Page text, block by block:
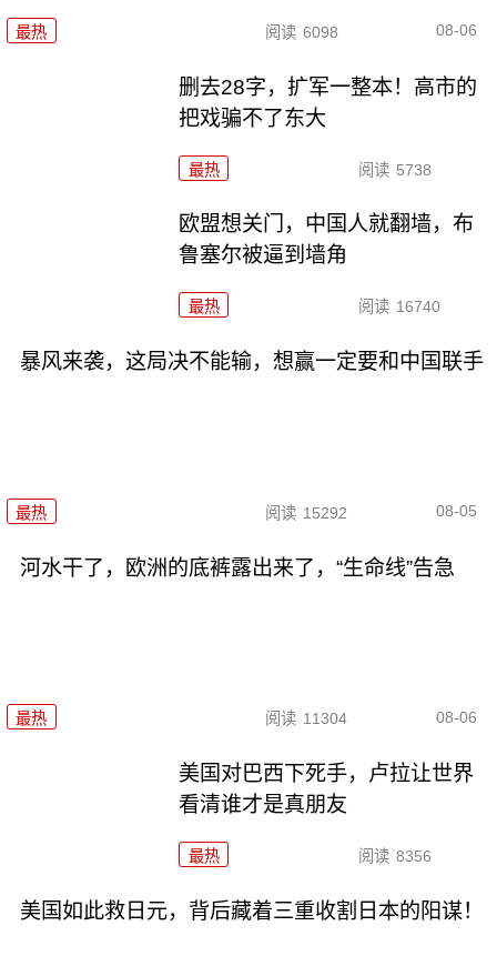
最热 阅读 6098 08-06
删去28字，扩军一整本！高市的
把戏骗不了东大
最热 阅读 5738
欧盟想关门，中国人就翻墙，布
鲁塞尔被逼到墙角
最热 阅读 16740
暴风来袭，这局决不能输，想赢一定要和中国联手
最热 阅读 15292 08-05
河水干了，欧洲的底裤露出来了，“生命线”告急
最热 阅读 11304 08-06
美国对巴西下死手，卢拉让世界
看清谁才是真朋友
最热 阅读 8356
美国如此救日元，背后藏着三重收割日本的阳谋！